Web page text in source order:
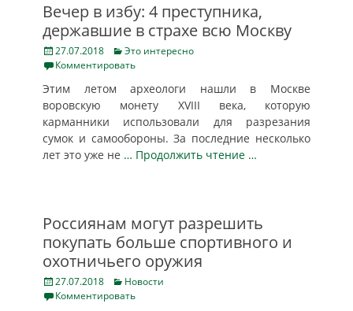
Вечер в избу: 4 преступника,
державшие в страхе всю Москву
Posted
on
27.07.2018 Categories
Это интересно
Комментировать
Этим летом археологи нашли в Москве
воровскую монету XVIII века, которую
карманники использовали для разрезания
сумок и самообороны. За последние несколько
лет это уже не … Продолжить чтение …
Россиянам могут разрешить
покупать больше спортивного и
охотничьего оружия
Posted
on
27.07.2018 Categories
Новости
Комментировать